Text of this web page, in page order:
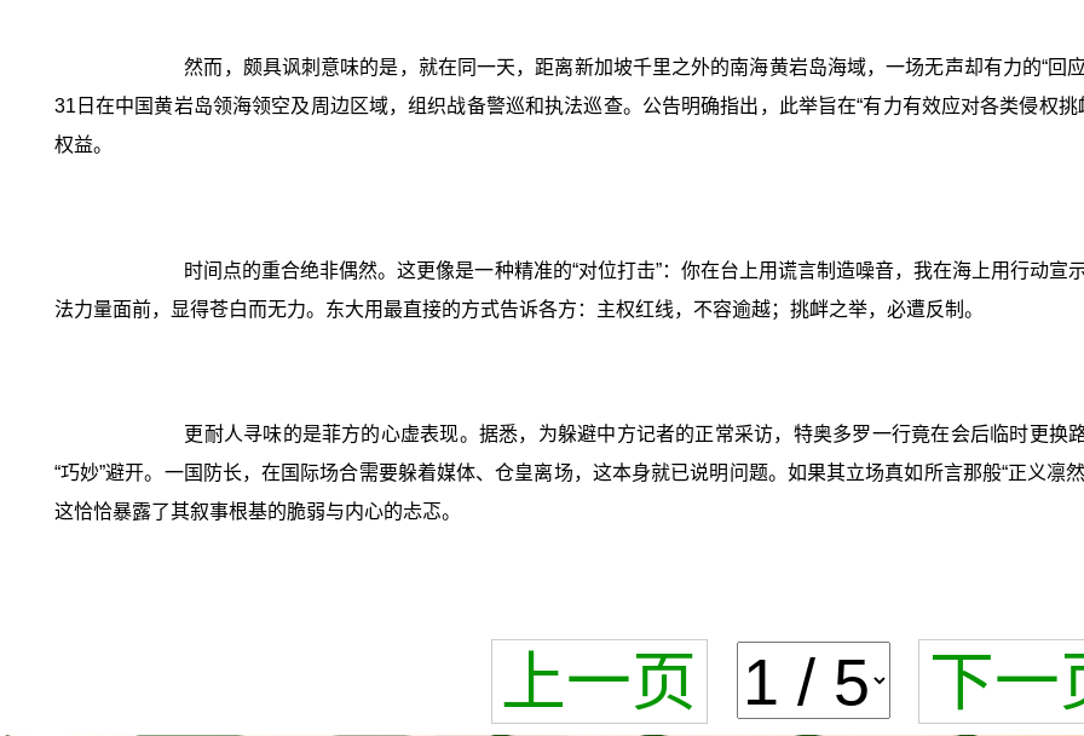
然而，颇具讽刺意味的是，就在同一天，距离新加坡千里之外的南海黄岩岛海域，一场无声却有力的“回
31日在中国黄岩岛领海领空及周边区域，组织战备警巡和执法巡查。公告明确指出，此举旨在“有力有效应对各类侵权
权益。
时间点的重合绝非偶然。这更像是一种精准的“对位打击”：你在台上用谎言制造噪音，我在海上用行动
法力量面前，显得苍白而无力。东大用最直接的方式告诉各方：主权红线，不容逾越；挑衅之举，必遭反制。
更耐人寻味的是菲方的心虚表现。据悉，为躲避中方记者的正常采访，特奥多罗一行竟在会后临时更换
“巧妙”避开。一国防长，在国际场合需要躲着媒体、仓皇离场，这本身就已说明问题。如果其立场真如所言那般“正义凛
这恰恰暴露了其叙事根基的脆弱与内心的忐忑。
上一页 下一